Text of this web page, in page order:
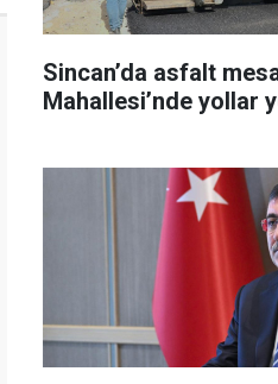
Sincan’da asfalt
Mahallesi’nde yollar